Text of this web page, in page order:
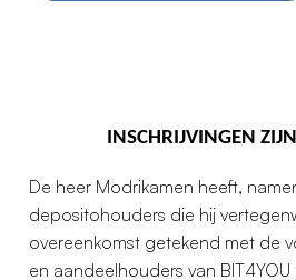
INSCHRIJVINGEN
De heer Modrikamen heeft,
depositohouders die hij
overeenkomst getekend met de
en aandeelhouders van